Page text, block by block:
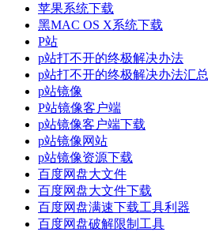
苹果系统下载
黑MAC OS X系统下载
P站
p站打不开的终极解决办法
p站打不开的终极解决办法汇总
p站镜像
P站镜像客户端
p站镜像客户端下载
p站镜像网站
p站镜像资源下载
百度网盘大文件
百度网盘大文件下载
百度网盘满速下载工具利器
百度网盘破解限制工具